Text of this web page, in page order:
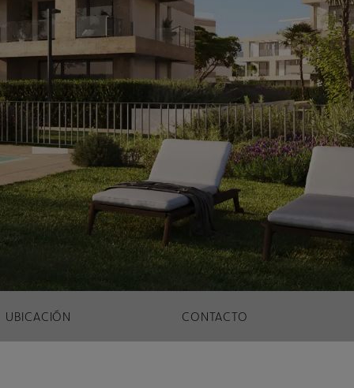
UBICACIÓN CONTACTO